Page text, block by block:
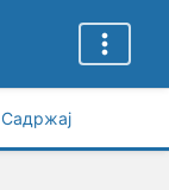
Садржај